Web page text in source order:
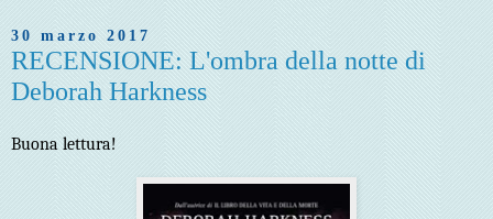
30 marzo 2017
RECENSIONE: L'ombra della notte di
Deborah Harkness
Buona lettura!